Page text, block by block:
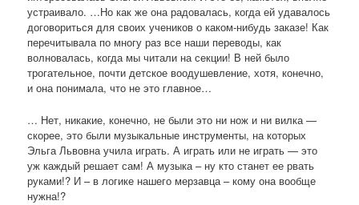
устраивало. …Но как же она радовалась, когда ей удавалось
договориться для своих учеников о каком-нибудь заказе! Как
перечитывала по многу раз все наши переводы, как
волновалась, когда мы читали на секции! В ней было
трогательное, почти детское воодушевление, хотя, конечно,
и она понимала, что не это главное…
… Нет, никакие, конечно, не были это ни нож и ни вилка —
скорее, это были музыкальные инструменты, на которых
Эльга Львовна учила играть. А играть или не играть — это
уж каждый решает сам! А музыка – ну кто станет ее рвать
руками!? И – в логике нашего мерзавца – кому она вообще
нужна!?